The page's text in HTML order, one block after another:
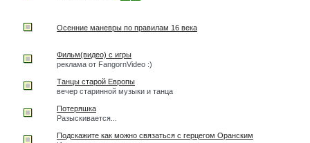
Осенние маневры по правилам 16 века
Фильм(видео) с игры
реклама от FangornVideo :)
Танцы старой Европы
вечер старинной музыки и танца
Потеряшка
Разыскивается...
Подскажите как можно связаться с герцегом Оранским